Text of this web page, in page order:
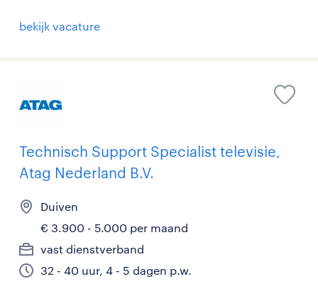
bekijk vacature
Technisch Support Specialist televisie,
Atag Nederland B.V.
Duiven
€ 3.900 - 5.000 per maand
vast dienstverband
32 - 40 uur, 4 - 5 dagen p.w.